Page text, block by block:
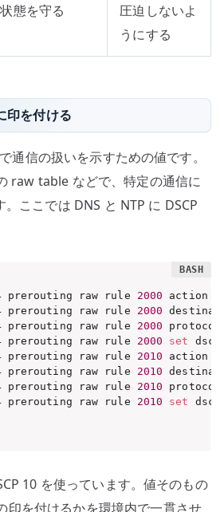
態を守る
圧迫しないよ
うにする
印を付ける
通信の扱いを示すための値です。
raw table などで、特定の通信に
。ここでは DNS と NTP に DSCP
raw rule 2000 action
raw rule 2000
raw rule 2000
raw rule 2000 set
raw rule 2010 action
raw rule 2010
raw rule 2010
raw rule 2010 set
10 を使っています。値そのもの
印を付けるかを環境内で一貫させ